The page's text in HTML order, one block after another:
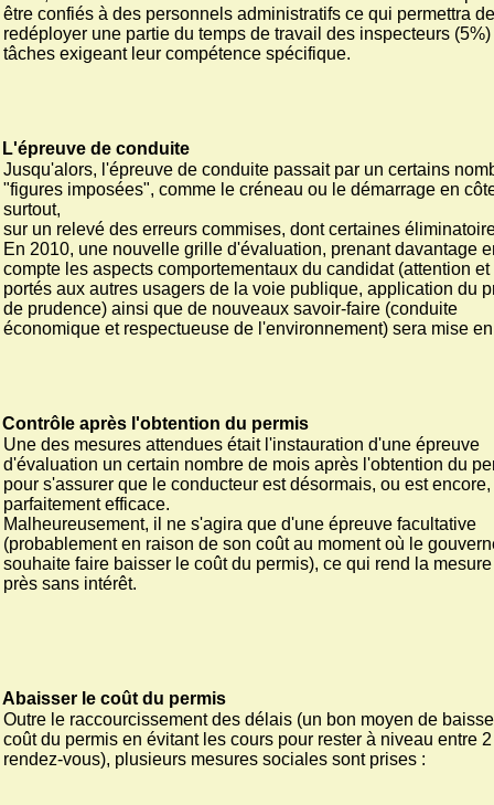
être confiés à des personnels administratifs ce qui permettra de
redéployer une partie du temps de travail des inspecteurs
tâches exigeant leur compétence spécifique.
L'épreuve de conduite
Jusqu'alors, l'épreuve de conduite passait par un certains
"figures imposées", comme le créneau ou le démarrage en
surtout,
sur un relevé des erreurs commises, dont certaines
En 2010, une nouvelle grille d'évaluation, prenant davantage
compte les aspects comportementaux du candidat (attention et
portés aux autres usagers de la voie publique, application du
de prudence) ainsi que de nouveaux savoir-faire (conduite
économique et respectueuse de l'environnement) sera mise
Contrôle après l'obtention du permis
Une des mesures attendues était l'instauration d'une épreuve
d'évaluation un certain nombre de mois après l'obtention du
pour s'assurer que le conducteur est désormais, ou est encore,
parfaitement efficace.
Malheureusement, il ne s'agira que d'une épreuve facultative
(probablement en raison de son coût au moment où le
souhaite faire baisser le coût du permis), ce qui rend la
près sans intérêt.
Abaisser le coût du permis
Outre le raccourcissement des délais (un bon moyen de
coût du permis en évitant les cours pour rester à niveau entre 2
rendez-vous), plusieurs mesures sociales sont prises :